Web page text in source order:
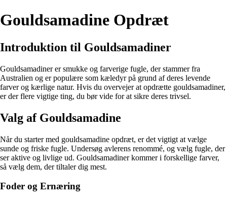
Gouldsamadine Opdræt
Introduktion til Gouldsamadiner
Gouldsamadiner er smukke og farverige fugle, der stammer fra
Australien og er populære som kæledyr på grund af deres levende
farver og kærlige natur. Hvis du overvejer at opdrætte gouldsamadiner,
er der flere vigtige ting, du bør vide for at sikre deres trivsel.
Valg af Gouldsamadine
Når du starter med gouldsamadine opdræt, er det vigtigt at vælge
sunde og friske fugle. Undersøg avlerens renommé, og vælg fugle, der
ser aktive og livlige ud. Gouldsamadiner kommer i forskellige farver,
så vælg dem, der tiltaler dig mest.
Foder og Ernæring